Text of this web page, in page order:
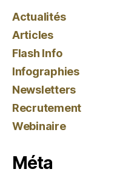
Actualités
Articles
Flash Info
Infographies
Newsletters
Recrutement
Webinaire
Méta